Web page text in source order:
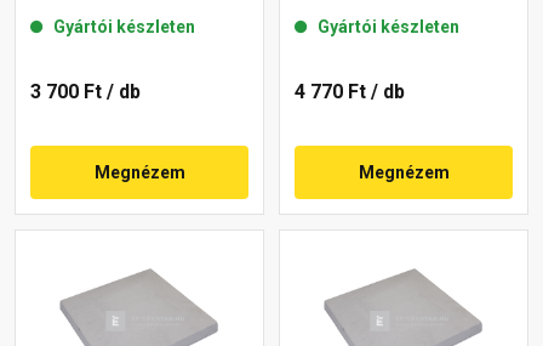
Gyártói készleten
3 700 Ft / db
Megnézem
Gyártói készleten
4 770 Ft / db
Megnézem